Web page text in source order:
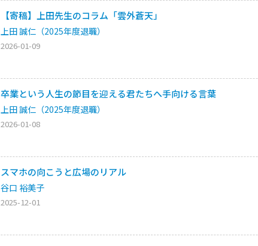
【寄稿】上田先生のコラム「雲外蒼天」
上田 誠仁（2025年度退職）
2026-01-09
卒業という人生の節目を迎える君たちへ手向ける言葉
上田 誠仁（2025年度退職）
2026-01-08
スマホの向こうと広場のリアル
谷口 裕美子
2025-12-01